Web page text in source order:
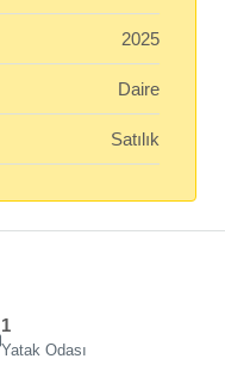
2025
Daire
Satılık
1
Yatak Odası